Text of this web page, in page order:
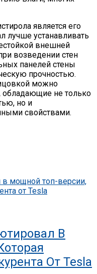
является его
лучше устанавливать
внешней
возведении стен
панелей стены
прочностью.
можно
обладающие не только
но и
свойствами.
В
От Tesla